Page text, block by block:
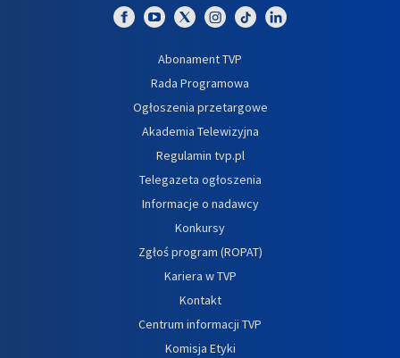
Abonament TVP
Rada Programowa
Ogłoszenia przetargowe
Akademia Telewizyjna
Regulamin tvp.pl
Telegazeta ogłoszenia
Informacje o nadawcy
Konkursy
Zgłoś program (ROPAT)
Kariera w TVP
Kontakt
Centrum informacji TVP
Komisja Etyki